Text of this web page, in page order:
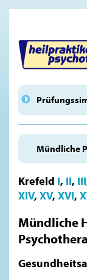
Mündliche
Krefeld I, II, III
XIV, XV, XVI,
Mündliche